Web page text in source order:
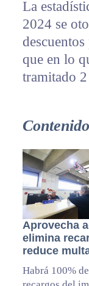
La
2024 se
que en lo
tramitado
Aprovecha
elimina
reduce
Habrá 100%